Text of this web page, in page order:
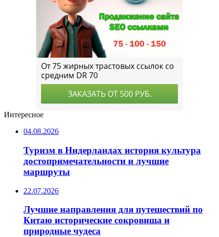
Интересное
04.08.2026
Туризм в Нидерландах история культура
достопримечательности и лучшие
маршруты
22.07.2026
Лучшие направления для путешествий по
Китаю исторические сокровища и
природные чудеса